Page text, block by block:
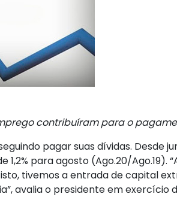
contribuíram para o
pagar suas dívidas. Desde
para agosto (Ago.20/Ago.19).
tivemos a entrada de capital
avalia o presidente em exercício